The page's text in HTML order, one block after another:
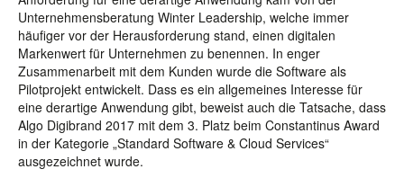
Unternehmensberatung Winter Leadership, welche immer
häufiger vor der Herausforderung stand, einen digitalen
Markenwert für Unternehmen zu benennen. In enger
Zusammenarbeit mit dem Kunden wurde die Software als
Pilotprojekt entwickelt. Dass es ein allgemeines Interesse für
eine derartige Anwendung gibt, beweist auch die Tatsache, dass
Algo Digibrand 2017 mit dem 3. Platz beim Constantinus Award
in der Kategorie „Standard Software & Cloud Services“
ausgezeichnet wurde.